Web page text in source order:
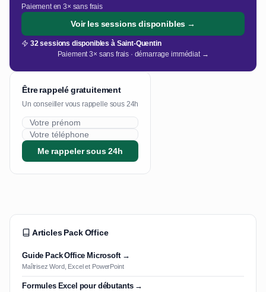
Paiement en 3× sans frais
Voir les sessions disponibles →
32 sessions disponibles à Saint-Quentin
Paiement 3× sans frais · démarrage immédiat →
Être rappelé gratuitement
Un conseiller vous rappelle sous 24h
Me rappeler sous 24h
Articles Pack Office
Guide Pack Office Microsoft →
Maîtrisez Word, Excel et PowerPoint
Formules Excel pour débutants →